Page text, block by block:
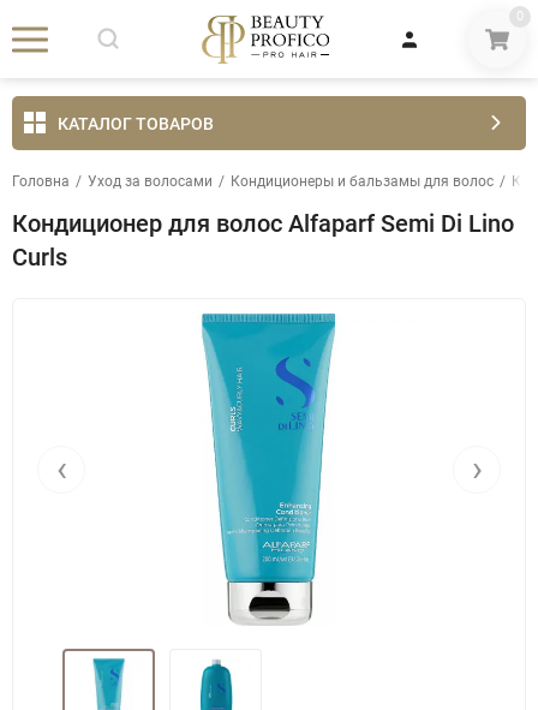
0
КАТАЛОГ ТОВАРОВ
Головна / Уход за волосами / Кондиционеры и бальзамы для волос /
Кондиционер для волос Alfaparf Semi Di Lino
Curls
‹ ›